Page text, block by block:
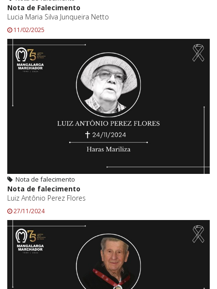
Nota de Falecimento
Lucia Maria Silva Junqueira Netto
11/02/2025
Nota de falecimento
Nota de falecimento
Luiz Antônio Perez Flores
27/11/2024